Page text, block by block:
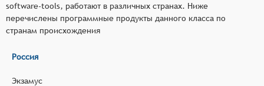
software-tools, работают в различных странах. Ниже
перечислены программные продукты данного класса по
странам происхождения
Россия
Экзамус